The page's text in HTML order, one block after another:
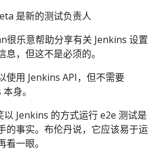
是新的测试负责人
很乐意帮助分享有关 Jenkins 设置
息，但这不是必须的。
使用 Jenkins API，但不需要
身。
以 Jenkins 的方式运行 e2e 测试是
的事实。布伦丹说，它应该易于运
看一眼。